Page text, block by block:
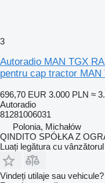
3
Autoradio MAN TGX
pentru cap tractor MAN
696,70 EUR 3.000 PLN ≈
Autoradio
81281006031
Polonia, Michałów
QINDITO SPÓŁKA Z
Luați legătura cu vânzătorul
Vindeți utilaje sau vehicule?